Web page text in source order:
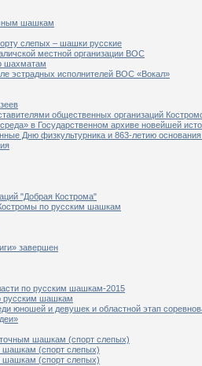
шашкам
слепых – шашки русские
местной организации ВОС
шахматам
эстрадных исполнителей ВОС «Вокал»
общественных организаций
в Государственном архиве новейшей
Дню физкультурника и 863-летию основания
"Добрая Кострома"
по русским шашкам
завершен
по русским шашкам-2015
русским шашкам
юношей и девушек и областной этап
шашкам (спорт слепых)
шашкам (спорт слепых)
шашкам (спорт слепых)